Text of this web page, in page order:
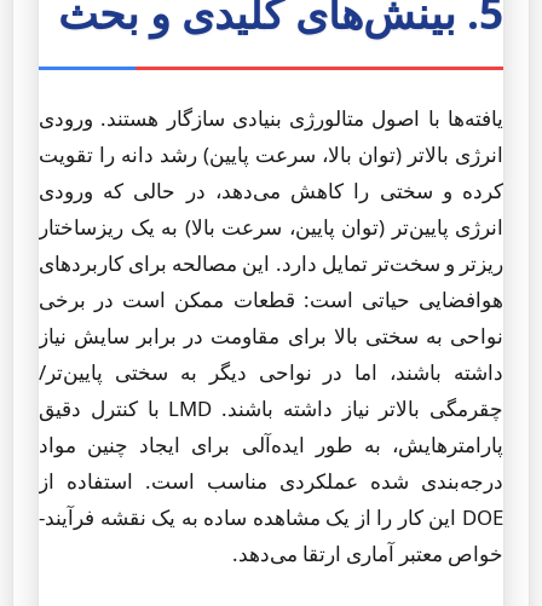
5. بینش‌های کلیدی و بحث
یافته‌ها با اصول متالورژی بنیادی سازگار هستند. ورودی
انرژی بالاتر (توان بالا، سرعت پایین) رشد دانه را تقویت
کرده و سختی را کاهش می‌دهد، در حالی که ورودی
انرژی پایین‌تر (توان پایین، سرعت بالا) به یک ریزساختار
ریزتر و سخت‌تر تمایل دارد. این مصالحه برای کاربردهای
هوافضایی حیاتی است: قطعات ممکن است در برخی
نواحی به سختی بالا برای مقاومت در برابر سایش نیاز
داشته باشند، اما در نواحی دیگر به سختی پایین‌تر/
چقرمگی بالاتر نیاز داشته باشند. LMD با کنترل دقیق
پارامترهایش، به طور ایده‌آلی برای ایجاد چنین مواد
درجه‌بندی شده عملکردی مناسب است. استفاده از
DOE این کار را از یک مشاهده ساده به یک نقشه فرآیند-
خواص معتبر آماری ارتقا می‌دهد.